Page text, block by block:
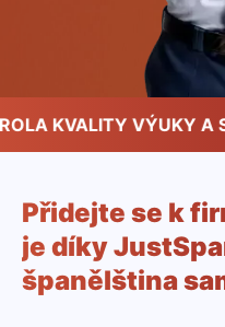
KVALITY VÝUKY A
Přidejte se k
je díky
španělština